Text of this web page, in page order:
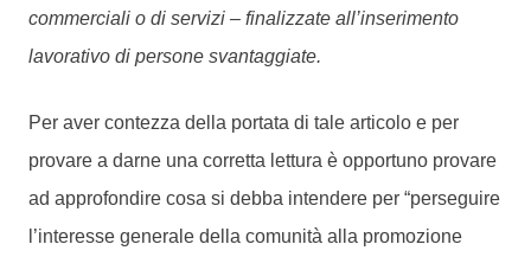
commerciali o di servizi – finalizzate all’inserimento
lavorativo di persone svantaggiate.
Per aver contezza della portata di tale articolo e per
provare a darne una corretta lettura è opportuno provare
ad approfondire cosa si debba intendere per “perseguire
l’interesse generale della comunità alla promozione